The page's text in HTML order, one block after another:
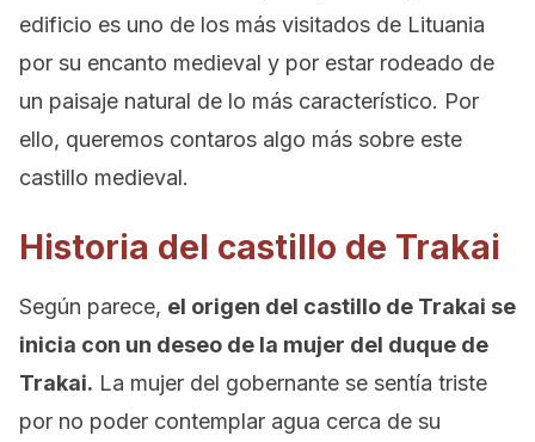
edificio es uno de los más visitados de Lituania
por su encanto medieval y por estar rodeado de
un paisaje natural de lo más característico. Por
ello, queremos contaros algo más sobre este
castillo medieval.
Historia del castillo de Trakai
Según parece, el origen del castillo de Trakai se
inicia con un deseo de la mujer del duque de
Trakai. La mujer del gobernante se sentía triste
por no poder contemplar agua cerca de su